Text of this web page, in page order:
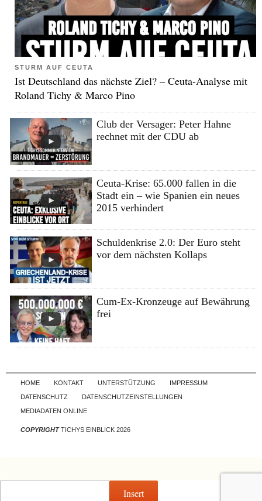
STURM AUF CEUTA
Ist Deutschland das nächste Ziel? – Ceuta-Analyse mit
Roland Tichy & Marco Pino
Club der Versager: Peter Hahne
rechnet mit der CDU ab
Ceuta-Krise: 65.000 fallen in die
Stadt ein – wie Spanien ein neues
2015 verhindert
Schuldenkrise 2.0: Der Euro steht
vor dem nächsten Kollaps
Cum-Ex-Kronzeuge auf Bewährung
frei
Skip to content
HOME KONTAKT UNTERSTÜTZUNG
IMPRESSUM
DATENSCHUTZ
DATENSCHUTZEINSTELLUNGEN
MEDIADATEN ONLINE
COPYRIGHTTICHYS EINBLICK 2026
Insert